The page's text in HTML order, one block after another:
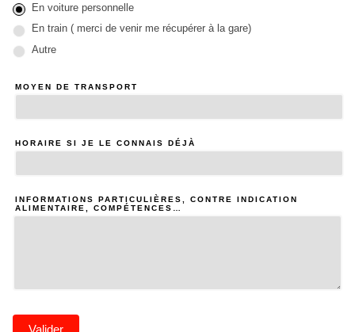
En voiture personnelle
En train ( merci de venir me récupérer à la gare)
Autre
MOYEN DE TRANSPORT
HORAIRE SI JE LE CONNAIS DÉJÀ
INFORMATIONS PARTICULIÈRES, CONTRE INDICATION
ALIMENTAIRE, COMPÉTENCES…